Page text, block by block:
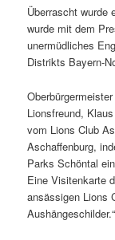
Überrascht wurde
wurde mit dem
unermüdliches
Distrikts Bayern-
Lionsfreund,
vom Lions Club
Aschaffenburg,
Parks Schöntal
Eine Visitenkarte
ansässigen Lions
Aushängeschilder.“